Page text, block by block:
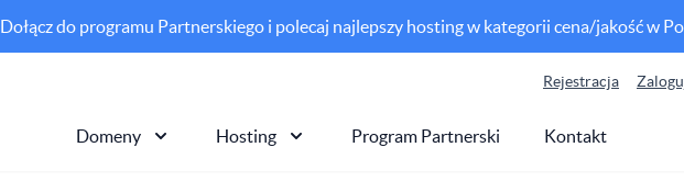
Dołącz do programu Partnerskiego i polecaj najlepszy hosting w kategorii cena/jakość w
Rejestracja
Domeny Hosting Program Partnerski Kontakt